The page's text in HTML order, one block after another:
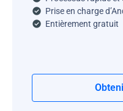
Prise en charge
Entièrement gratuit